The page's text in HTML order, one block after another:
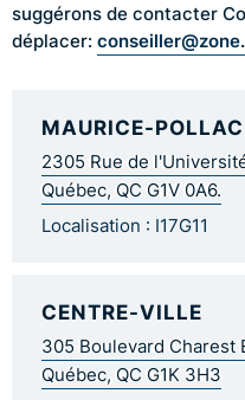
suggérons de contacter
déplacer:
MAURICE-
2305 Rue de
Québec, QC G1V 0A6.
Localisation : I17G11
CENTRE-VILLE
305 Boulevard Charest
Québec, QC G1K 3H3